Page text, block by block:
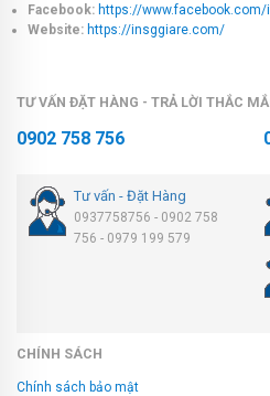
Facebook: https://
Website: https://insggiare.com/
TƯ VẤN ĐẶT HÀNG - TRẢ LỜI THẮC
0902 758 756
Tư vấn - Đặt Hàng
0937758756 - 0902 758
756 - 0979 199 579
CHÍNH SÁCH
Chính sách bảo mật